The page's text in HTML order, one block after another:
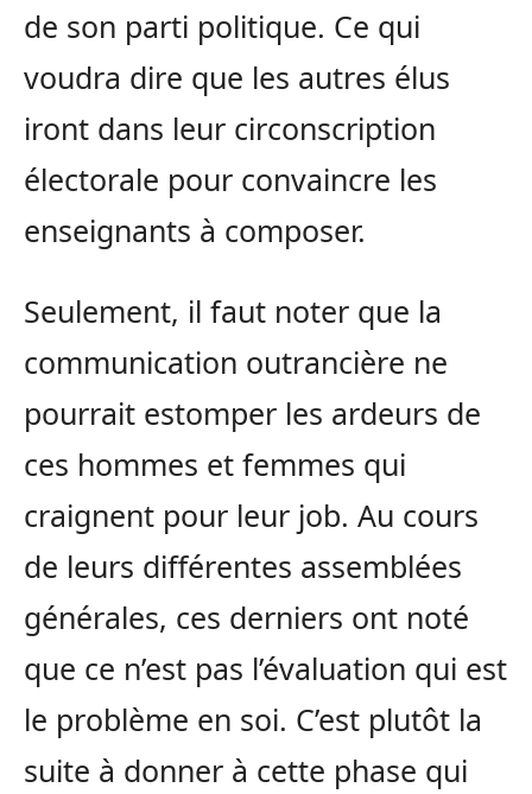
de son parti politique. Ce qui
voudra dire que les autres élus
iront dans leur circonscription
électorale pour convaincre les
enseignants à composer.
Seulement, il faut noter que la
communication outrancière ne
pourrait estomper les ardeurs de
ces hommes et femmes qui
craignent pour leur job. Au cours
de leurs différentes assemblées
générales, ces derniers ont noté
que ce n’est pas l’évaluation qui est
le problème en soi. C’est plutôt la
suite à donner à cette phase qui